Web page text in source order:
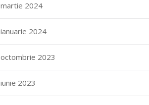
martie 2024
ianuarie 2024
octombrie 2023
iunie 2023